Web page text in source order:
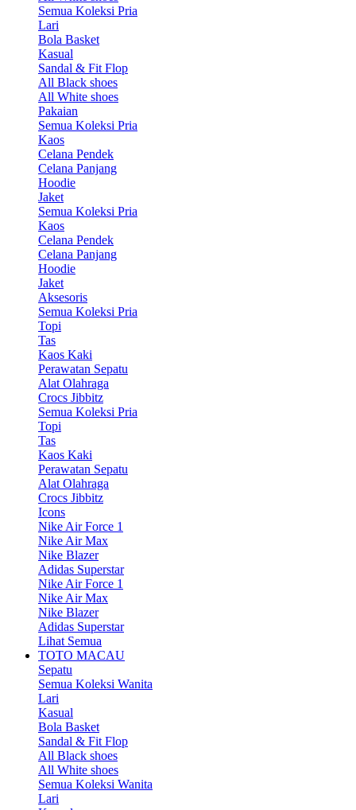
Semua Koleksi Pria
Lari
Bola Basket
Kasual
Sandal & Fit Flop
All Black shoes
All White shoes
Pakaian
Semua Koleksi Pria
Kaos
Celana Pendek
Celana Panjang
Hoodie
Jaket
Semua Koleksi Pria
Kaos
Celana Pendek
Celana Panjang
Hoodie
Jaket
Aksesoris
Semua Koleksi Pria
Topi
Tas
Kaos Kaki
Perawatan Sepatu
Alat Olahraga
Crocs Jibbitz
Semua Koleksi Pria
Topi
Tas
Kaos Kaki
Perawatan Sepatu
Alat Olahraga
Crocs Jibbitz
Icons
Nike Air Force 1
Nike Air Max
Nike Blazer
Adidas Superstar
Nike Air Force 1
Nike Air Max
Nike Blazer
Adidas Superstar
Lihat Semua
TOTO MACAU
Sepatu
Semua Koleksi Wanita
Lari
Kasual
Bola Basket
Sandal & Fit Flop
All Black shoes
All White shoes
Semua Koleksi Wanita
Lari